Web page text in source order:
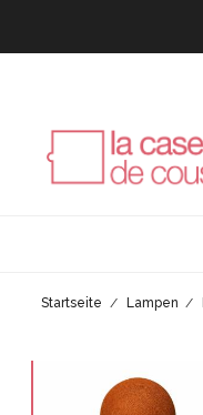
Startseite Lampen